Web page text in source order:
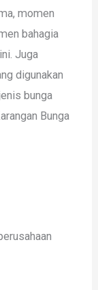
momen
bahagia
Juga
digunakan
bunga
Bunga